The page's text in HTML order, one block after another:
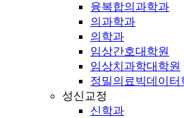
융복합의과학과
의과학과
의학과
임상간호대학원
임상치과학대학원
정밀의료빅데이터
성신교정
신학과